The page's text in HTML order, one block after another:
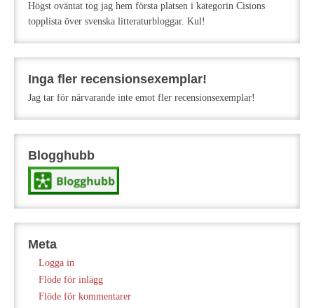
Högst oväntat tog jag hem första platsen i kategorin Cisions
topplista över svenska litteraturbloggar. Kul!
Inga fler recensionsexemplar!
Jag tar för närvarande inte emot fler recensionsexemplar!
Blogghubb
Meta
Logga in
Flöde för inlägg
Flöde för kommentarer